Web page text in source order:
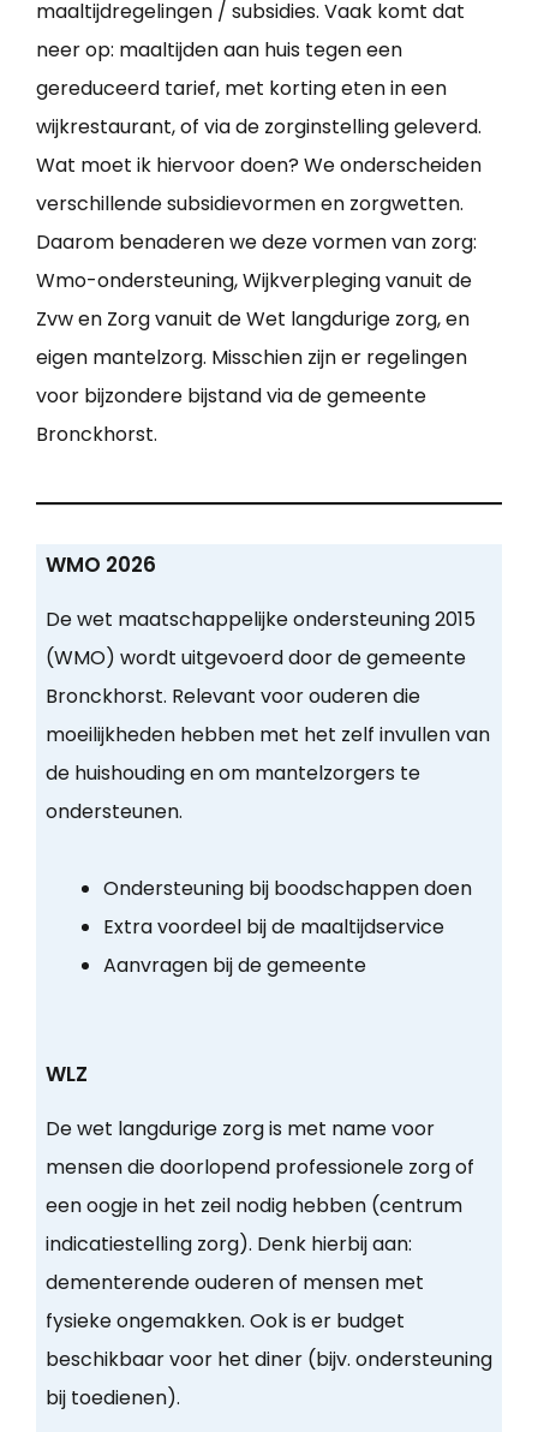
maaltijdregelingen / subsidies. Vaak komt dat
neer op: maaltijden aan huis tegen een
gereduceerd tarief, met korting eten in een
wijkrestaurant, of via de zorginstelling geleverd.
Wat moet ik hiervoor doen? We onderscheiden
verschillende subsidievormen en zorgwetten.
Daarom benaderen we deze vormen van zorg:
Wmo-ondersteuning, Wijkverpleging vanuit de
Zvw en Zorg vanuit de Wet langdurige zorg, en
eigen mantelzorg. Misschien zijn er regelingen
voor bijzondere bijstand via de gemeente
Bronckhorst.
WMO 2026
De wet maatschappelijke ondersteuning 2015
(WMO) wordt uitgevoerd door de gemeente
Bronckhorst. Relevant voor ouderen die
moeilijkheden hebben met het zelf invullen van
de huishouding en om mantelzorgers te
ondersteunen.
Ondersteuning bij boodschappen doen
Extra voordeel bij de maaltijdservice
Aanvragen bij de gemeente
WLZ
De wet langdurige zorg is met name voor
mensen die doorlopend professionele zorg of
een oogje in het zeil nodig hebben (centrum
indicatiestelling zorg). Denk hierbij aan:
dementerende ouderen of mensen met
fysieke ongemakken. Ook is er budget
beschikbaar voor het diner (bijv. ondersteuning
bij toedienen).